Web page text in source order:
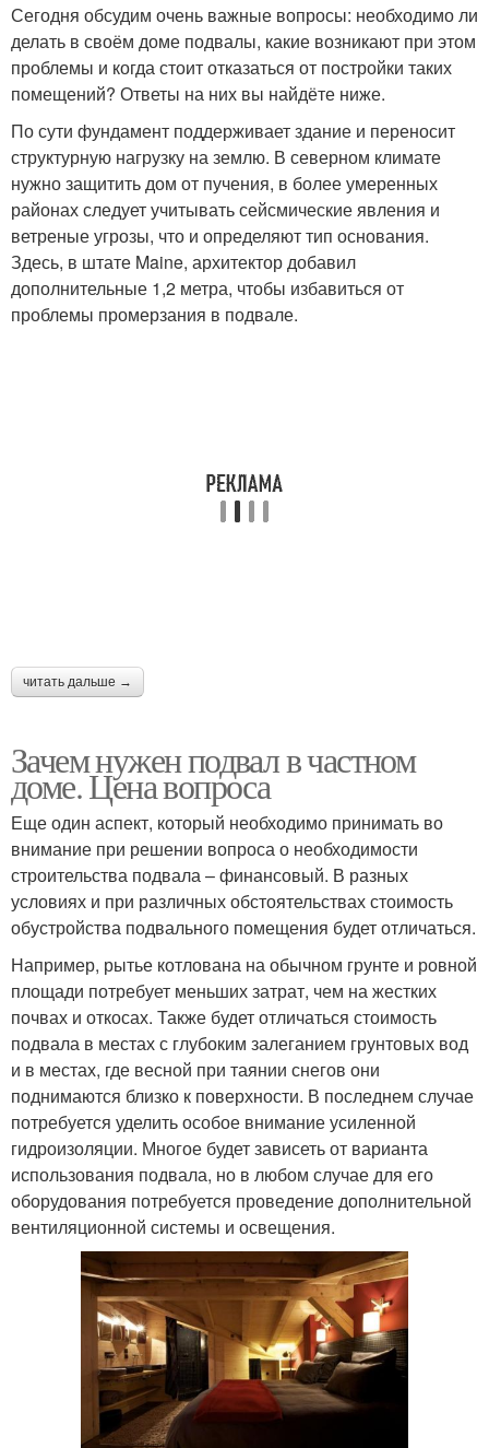
Сегодня обсудим очень важные вопросы: необходимо ли
делать в своём доме подвалы, какие возникают при этом
проблемы и когда стоит отказаться от постройки таких
помещений? Ответы на них вы найдёте ниже.
По сути фундамент поддерживает здание и переносит
структурную нагрузку на землю. В северном климате
нужно защитить дом от пучения, в более умеренных
районах следует учитывать сейсмические явления и
ветреные угрозы, что и определяют тип основания.
Здесь, в штате Maine, архитектор добавил
дополнительные 1,2 метра, чтобы избавиться от
проблемы промерзания в подвале.
читать дальше →
Зачем нужен подвал в частном
доме. Цена вопроса
Еще один аспект, который необходимо принимать во
внимание при решении вопроса о необходимости
строительства подвала – финансовый. В разных
условиях и при различных обстоятельствах стоимость
обустройства подвального помещения будет отличаться.
Например, рытье котлована на обычном грунте и ровной
площади потребует меньших затрат, чем на жестких
почвах и откосах. Также будет отличаться стоимость
подвала в местах с глубоким залеганием грунтовых вод
и в местах, где весной при таянии снегов они
поднимаются близко к поверхности. В последнем случае
потребуется уделить особое внимание усиленной
гидроизоляции. Многое будет зависеть от варианта
использования подвала, но в любом случае для его
оборудования потребуется проведение дополнительной
вентиляционной системы и освещения.